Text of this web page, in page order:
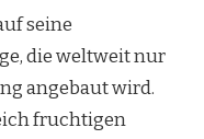
seine
die weltweit nur
angebaut wird.
fruchtigen